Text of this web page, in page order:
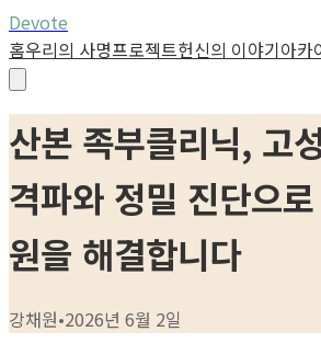
Devote
홈우리의 사명프로젝트헌신의 이야기아카
산본 족부클리닉, 고
격파와 정밀 진단으
원을 해결합니다
강채원•2026년 6월 2일